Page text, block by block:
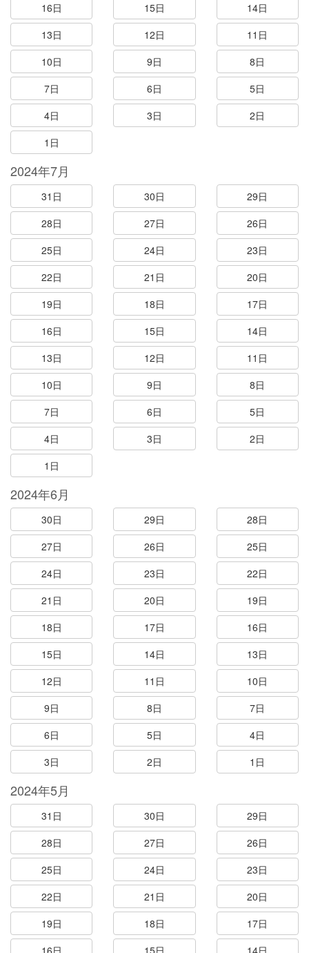
16日
15日
14日
13日
12日
11日
10日
9日
8日
7日
6日
5日
4日
3日
2日
1日
2024年7月
31日 30日
29日
28日
27日
26日
25日
24日
23日
22日
21日
20日
19日
18日
17日
16日
15日
14日
13日
12日
11日
10日
9日
8日
7日
6日
5日
4日
3日
2日
1日
2024年6月
30日 29日
28日
27日
26日
25日
24日
23日
22日
21日
20日
19日
18日
17日
16日
15日
14日
13日
12日
11日
10日
9日
8日
7日
6日
5日
4日
3日
2日 1日
2024年5月
31日 30日
29日
28日
27日
26日
25日
24日
23日
22日
21日
20日
19日
18日
17日
16日
15日
14日